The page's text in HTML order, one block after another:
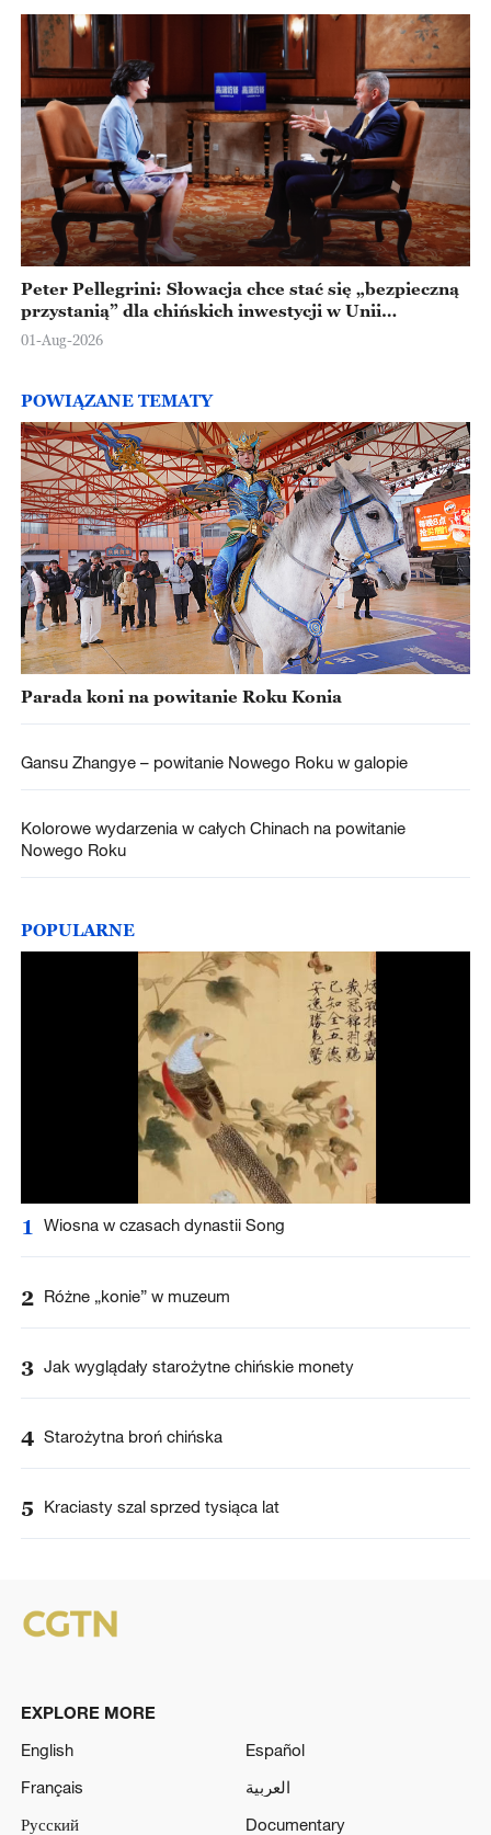
Peter Pellegrini: Słowacja chce stać się „bezpieczną
przystanią” dla chińskich inwestycji w Unii
Europejskiej
01-Aug-2026
POWIĄZANE TEMATY
Parada koni na powitanie Roku Konia
Gansu Zhangye – powitanie Nowego Roku w galopie
Kolorowe wydarzenia w całych Chinach na powitanie
Nowego Roku
POPULARNE
1 Wiosna w czasach dynastii Song
2 Różne „konie” w muzeum
3 Jak wyglądały starożytne chińskie monety
4 Starożytna broń chińska
5 Kraciasty szal sprzed tysiąca lat
EXPLORE MORE
English
Español
Français
العربية
Русский
Documentary